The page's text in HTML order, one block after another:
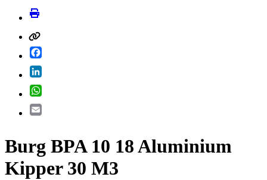
Burg BPA 10 18 Aluminium
Kipper 30 M3